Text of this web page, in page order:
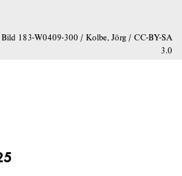
Bild 183-W0409-300 / Kolbe, Jörg / CC-BY-SA
3.0